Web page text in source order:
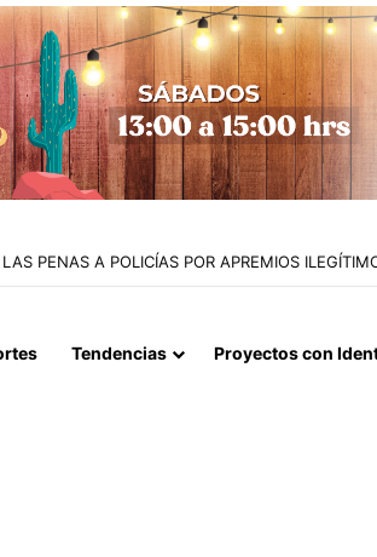
MOTOCICLETAS Y DETIENEN A SEIS
Tendencias Proyectos con